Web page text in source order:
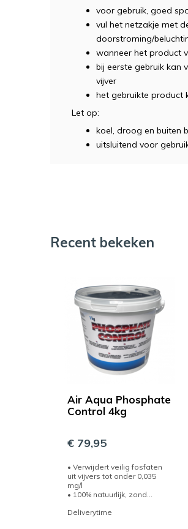
voor gebruik, goed
vul het netzakje met
doorstroming/
wanneer het product
bij eerste gebruik kan
vijver
het gebruikte product
Let op:
koel, droog en buiten
uitsluitend voor
Recent bekeken
Air Aqua Phosphate
Control 4kg
€ 79,95
• Verwijdert veilig fosfaten
uit vijvers tot onder 0,035
mg/l
• 100% natuurlijk, zond...
Deliverytime